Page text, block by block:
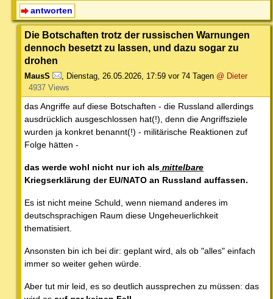
antworten
Die Botschaften trotz der russischen Warnungen
dennoch besetzt zu lassen, und dazu sogar zu
drohen
MausS Dienstag, 26.05.2026, 17:59 vor 74 Tagen @ Dieter
4937 Views
das Angriffe auf diese Botschaften - die Russland allerdings
ausdrücklich ausgeschlossen hat(!), denn die Angriffsziele
wurden ja konkret benannt(!) - militärische Reaktionen zuf
Folge hätten -
das werde wohl nicht nur ich als mittelbare
Kriegserklärung der EU/NATO an Russland auffassen.
Es ist nicht meine Schuld, wenn niemand anderes im
deutschsprachigen Raum diese Ungeheuerlichkeit
thematisiert.
Ansonsten bin ich bei dir: geplant wird, als ob "alles" einfach
immer so weiter gehen würde.
Aber tut mir leid, es so deutlich aussprechen zu müssen: das